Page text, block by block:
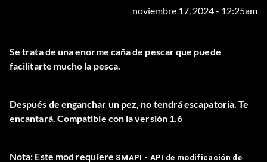
noviembre 17, 2024 - 12:25am
Se trata de una enorme caña de pescar que puede
facilitarte mucho la pesca.
Después de enganchar un pez, no tendrá escapatoria. Te
encantará. Compatible con la versión 1.6
Nota: Este mod requiere SMAPI - API de modificación de